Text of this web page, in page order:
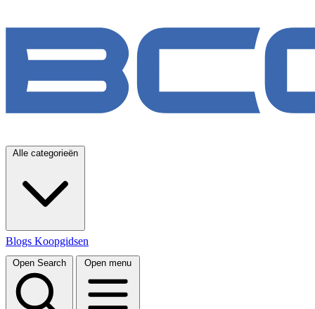
Alle categorieën
Blogs Koopgidsen
Open Search Open menu